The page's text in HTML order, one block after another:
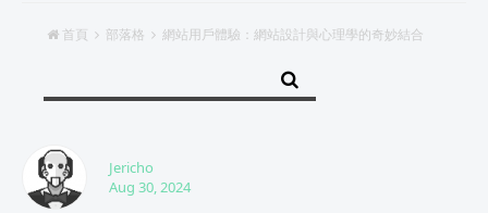
首頁 部落格 網站用戶體驗：網站設計與心理學的奇妙結合
Jericho
Aug 30, 2024